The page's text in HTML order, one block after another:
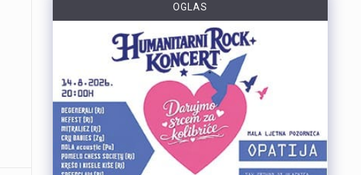
Posade policijskih plovila Postaje pomorske policije u proteklih su tjedan dana evidentirale 61 prekršaj nedozvoljenog glisiranja. Svi utvrđeni prekršaji odnosili su se na glisiranje na udaljenosti manjoj od 300 metara od obale. Prekršaji su zabilježeni u akvatoriju otoka Krka, Raba i Cresa te na području Kraljevice. Zbog počinjenih prekršaja policija je sankcionirala državljane 12 različitih zemalja. Među njima je najviše državljana Slovenije i Njemačke, po 15 iz svake države. Kazne su izrečene i za devet državljana Austrije, šest državljana Italije, pet državljana Hrvatske te četiri državljana Mađarske. Sankcionirana su i po dva državljana Slovačke, kao i po jedan državljanin iz Rumunjske, Belgije, Poljske, Srbije i Češke. Svim počiniteljima izrečene su novčane kazne sukladno odredbama Pomorskog zakonika. Policijski službenici pomorske policije nastavit će provoditi pojačane nadzore na moru kako bi se povećala sigurnost svih sudionika u pomorskom prometu. Ujedno se pozivaju svi nautičari da se strogo pridržavaju propisa i vode računa o sigurnosti kupača i drugih osoba na moru, s posebnim naglaskom na zabranu glisiranja na udaljenosti manjoj od 300 metara od obale.
OGLAS